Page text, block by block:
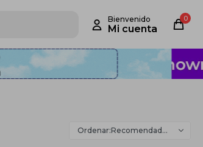
0
Recomendados